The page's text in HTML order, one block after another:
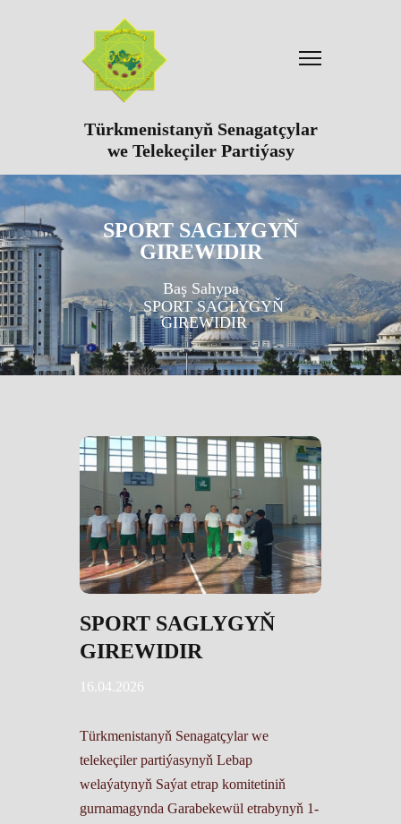
Türkmenistanyň Senagatçylar
we Telekeçiler Partiýasy
SPORT SAGLYGYŇ
GIREWIDIR
Baş Sahypa
SPORT SAGLYGYŇ
GIREWIDIR
SPORT SAGLYGYŇ
GIREWIDIR
16.04.2026
Türkmenistanyň Senagatçylar we
telekeçiler partiýasynyň Lebap
welaýatynyň Saýat etrap komitetiniň
gurnamagynda Garabekewül etrabynyň 1-